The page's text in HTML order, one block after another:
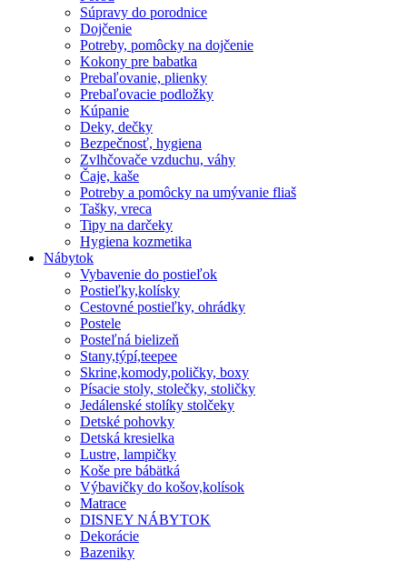
Súpravy do porodnice
Dojčenie
Potreby, pomôcky na dojčenie
Kokony pre babatka
Prebaľovanie, plienky
Prebaľovacie podložky
Kúpanie
Deky, dečky
Bezpečnosť, hygiena
Zvlhčovače vzduchu, váhy
Čaje, kaše
Potreby a pomôcky na umývanie fliaš
Tašky, vreca
Tipy na darčeky
Hygiena kozmetika
Nábytok
Vybavenie do postieľok
Postieľky,kolísky
Cestovné postieľky, ohrádky
Postele
Posteľná bielizeň
Stany,týpí,teepee
Skrine,komody,poličky, boxy
Písacie stoly, stolečky, stoličky
Jedálenské stolíky stolčeky
Detské pohovky
Detská kresielka
Lustre, lampičky
Koše pre bábätká
Výbavičky do košov,kolísok
Matrace
DISNEY NÁBYTOK
Dekorácie
Bazeniky